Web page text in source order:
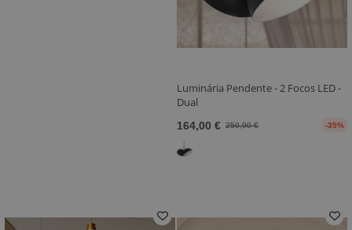
Luminária Pendente - 2 Focos LED -
Dual
164,00 € 250,90 € -35%